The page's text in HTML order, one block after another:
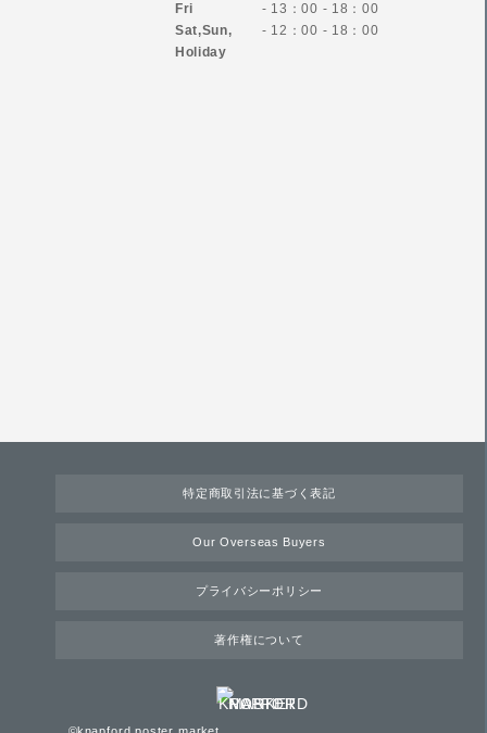
Fri
- 13：00 - 18：00
Sat,Sun,
Holiday
- 12：00 - 18：00
特定商取引法に基づく表記
Our Overseas Buyers
プライバシーポリシー
著作権について
©knapford poster market